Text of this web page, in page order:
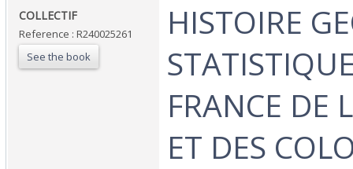
‎COLLECTIF‎
Reference : R240025261
See the book
‎HISTOIRE
FRANCE DE
ET DES